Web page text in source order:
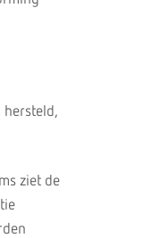
hersteld,
ziet de